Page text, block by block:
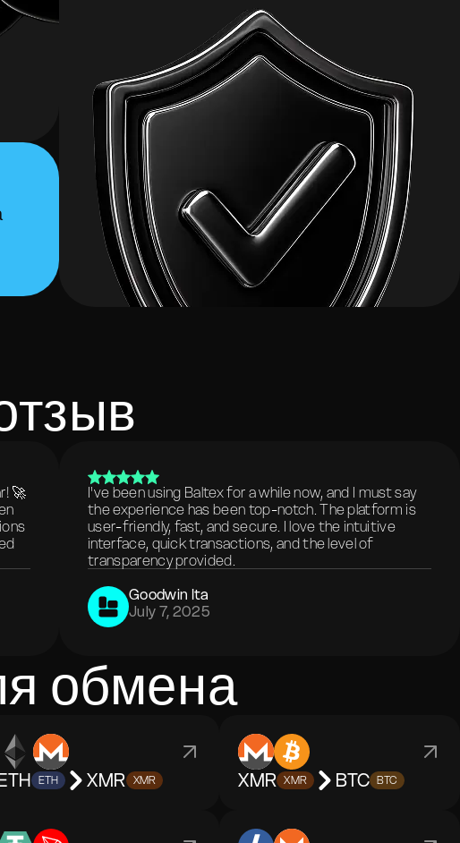
🚀
I've been using Baltex for a while now, and I must say
the experience has been top-notch. The platform is
user-friendly, fast, and secure. I love the intuitive
interface, quick transactions, and the level of
transparency provided.
Goodwin Ita
July 7, 2025
обмена
ETH XMR XMR XMR XMR BTC BTC